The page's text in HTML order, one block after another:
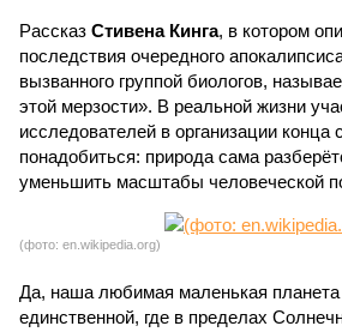
Рассказ Стивена Кинга, в котором
последствия очередного
вызванного группой биологов,
этой мерзости». В реальной жизни
исследователей в организации конца
понадобиться: природа сама
уменьшить масштабы человеческой
(фото: en.wikipedia.org)
Да, наша любимая маленькая
единственной, где в пределах